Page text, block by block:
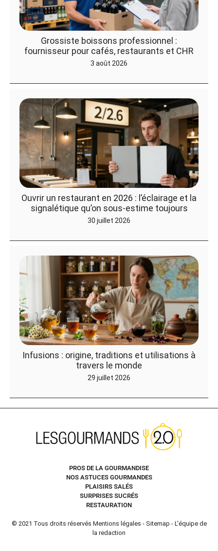
Grossiste boissons professionnel :
fournisseur pour cafés, restaurants et CHR
3 août 2026
Ouvrir un restaurant en 2026 : l’éclairage et la
signalétique qu’on sous-estime toujours
30 juillet 2026
Infusions : origine, traditions et utilisations à
travers le monde
29 juillet 2026
PROS DE LA GOURMANDISE
NOS ASTUCES GOURMANDES
PLAISIRS SALÉS
SURPRISES SUCRÉS
RESTAURATION
© 2021 Tous droits réservés Mentions légales - Sitemap - L'équipe de
la redaction